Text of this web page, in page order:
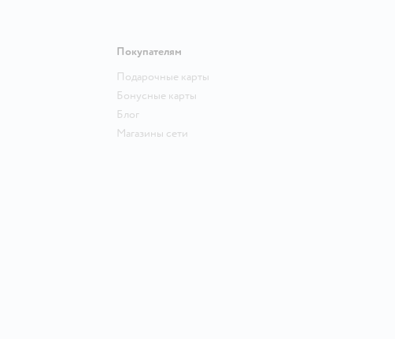
Покупателям
Подарочные карты
Бонусные карты
Блог
Магазины сети